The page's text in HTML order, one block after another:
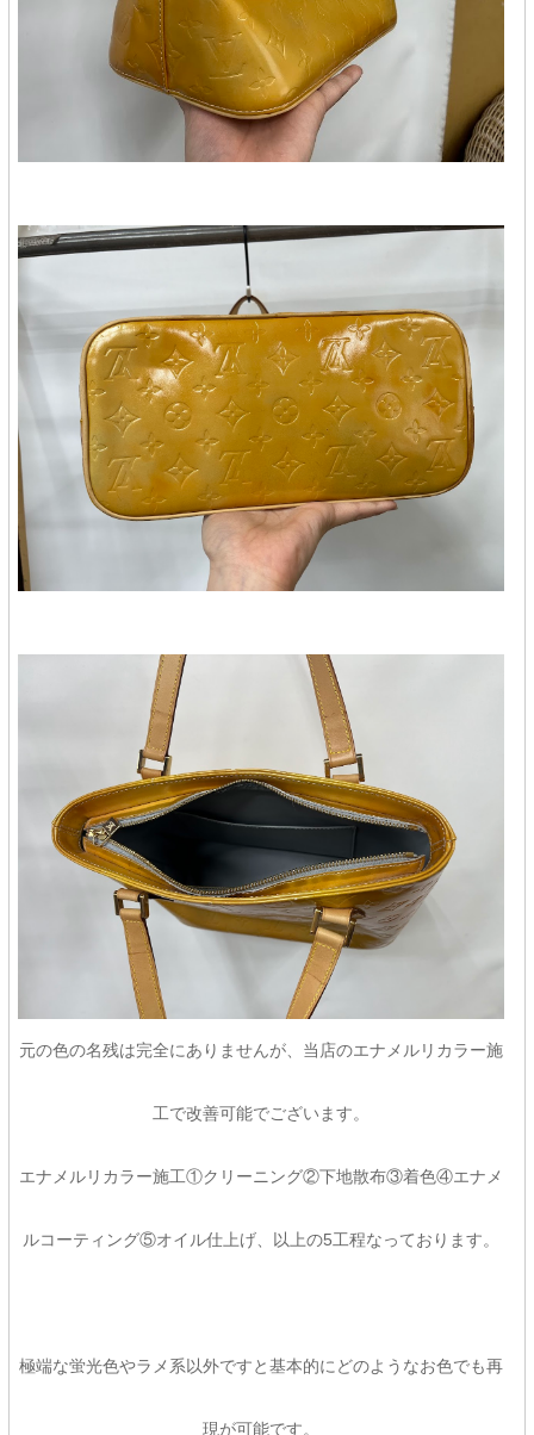
元の色の名残は完全にありませんが、当店のエナメルリカラー施
工で改善可能でございます。
エナメルリカラー施工①クリーニング②下地散布③着色④エナメ
ルコーティング⑤オイル仕上げ、以上の5工程なっております。
極端な蛍光色やラメ系以外ですと基本的にどのようなお色でも再
現が可能です。